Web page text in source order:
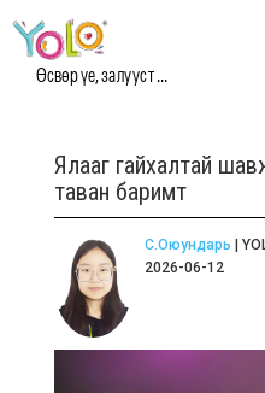
Өсвөр үе, залууст ...
Ялааг гайхалтай
таван баримт
С.Оюундарь |
2026-06-12